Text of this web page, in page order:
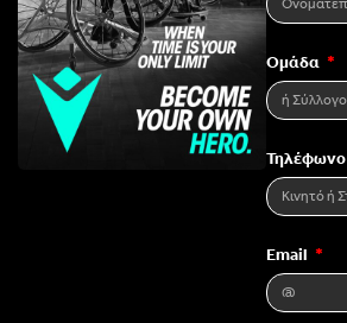
Ομάδα
Τηλέφωνο
Email